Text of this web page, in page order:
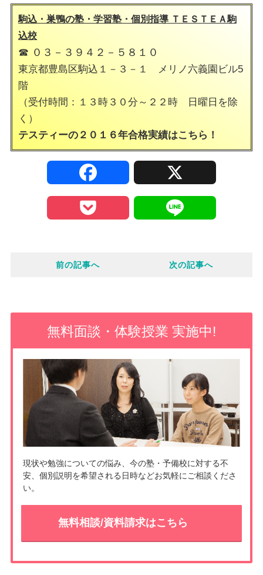
駒込・巣鴨の塾・学習塾・個別指導 ＴＥＳＴＥＡ駒
込校
☎ ０３－３９４２－５８１０
東京都豊島区駒込１－３－１ メリノ六義園ビル5
階
（受付時間：１３時３０分～２２時 日曜日を除
く）
テスティーの２０１６年合格実績はこちら！
o
k
e
t
前の記事へ 次の記事へ
無料面談・体験授業 実施中!
現状や勉強についての悩み、今の塾・予備校に対する不
安、個別説明を希望される日時などお気軽にご相談くださ
い。
無料相談/資料請求はこちら